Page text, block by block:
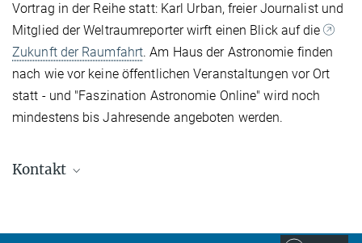
Vortrag in der Reihe statt: Karl Urban, freier Journalist und
Mitglied der Weltraumreporter wirft einen Blick auf die
Zukunft der Raumfahrt. Am Haus der Astronomie finden
nach wie vor keine öffentlichen Veranstaltungen vor Ort
statt - und "Faszination Astronomie Online" wird noch
mindestens bis Jahresende angeboten werden.
Kontakt